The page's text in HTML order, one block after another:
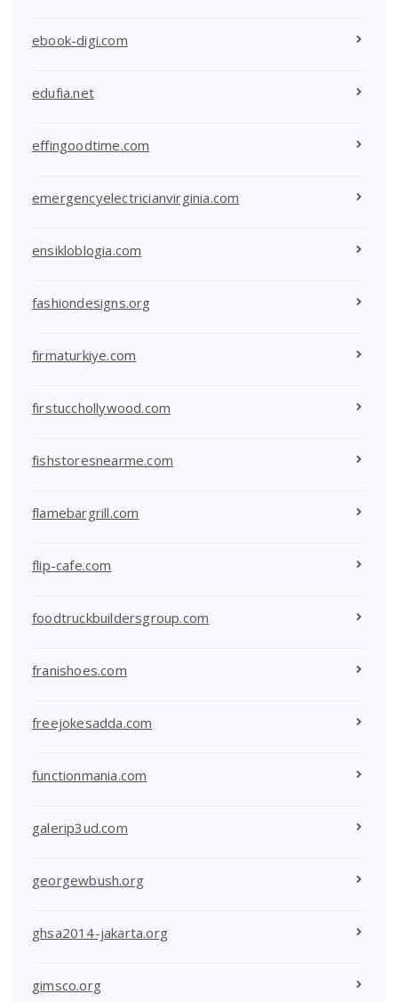
ebook-digi.com
edufia.net
effingoodtime.com
emergencyelectricianvirginia.com
ensikloblogia.com
fashiondesigns.org
firmaturkiye.com
firstucchollywood.com
fishstoresnearme.com
flamebargrill.com
flip-cafe.com
foodtruckbuildersgroup.com
franishoes.com
freejokesadda.com
functionmania.com
galerip3ud.com
georgewbush.org
ghsa2014-jakarta.org
gimsco.org